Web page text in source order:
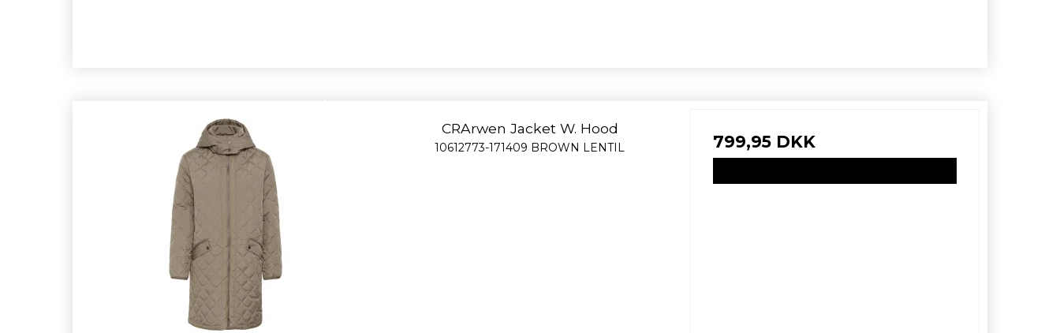
CRArwen Jacket W. Hood
10612773-171409 BROWN LENTIL 799,95 DKK